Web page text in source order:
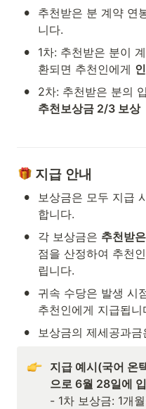
•
추천받은 분 계약 연
니다.
•
1차: 추천받은 분이
환되면 추천인에게
• 2차: 추천받은 분의
추천보상금 2/3 보상
지급 안내
• 보상금은 모두 지급
합니다.
• 각 보상금은 추천받
점을 산정하여 추천
립니다.
•
귀속 수당은 발생 시
추천인에게 지급됩니
• 보상금의 제세공과
지급 예시(국어 온
으로 6월 28일에
- 1차 보상금: 1개